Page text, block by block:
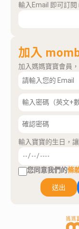
輸入Email 即可訂
加入
加入媽媽寶寶會員
輸入寶寶的生日，
您同意我們的條
送出